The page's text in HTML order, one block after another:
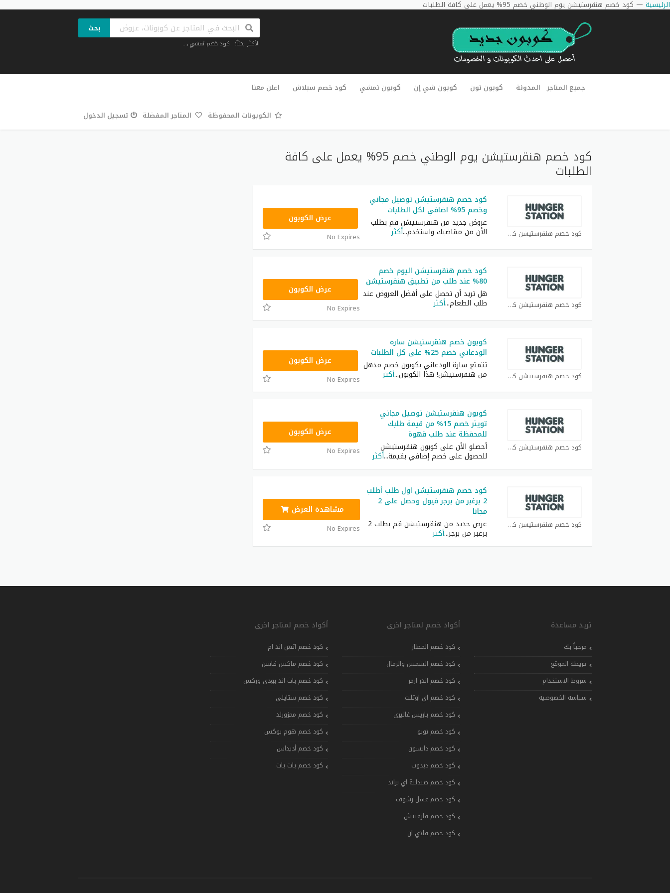
الرئيسية — كود خصم هنقرستيشن يوم الوطني خصم 95% يعمل على كافة الطلبات
بحث
الأكثر بحثاً: كود خصم نمشي,...
تخطي
جميع المتاجر المدونة كوبون نون كوبون شي إن كوبون نمشي كود خصم سبلاش اعلن معنا
الكوبونات المحفوظة المتاجر المفضلة تسجيل الدخول
كود خصم هنقرستيشن يوم الوطني خصم 95% يعمل على كافة
الطلبات
كود خصم هنقرستيشن كوبون
كود خصم هنقرستيشن توصيل مجاني
وخصم 95% اضافي لكل الطلبات
عروض جديد من هنقرستيشن قم بطلب
الأن من مقاضيك واستخدم...أكثر
عرض الكوبون
No Expires
كود خصم هنقرستيشن كوبون
كود خصم هنقرستيشن اليوم خصم
80% عند طلب من تطبيق هنقرستيشن
هل تريد أن تحصل على أفضل العروض عند
طلب الطعام...أكثر
عرض الكوبون
No Expires
كود خصم هنقرستيشن كوبون
كوبون خصم هنقرستيشن ساره
الودعاني خصم 25% على كل الطلبات
تتمتع سارة الودعاني بكوبون خصم مذهل
من هنقرستيشن! هذا الكوبون...أكثر
عرض الكوبون
No Expires
كود خصم هنقرستيشن كوبون
كوبون هنقرستيشن توصيل مجاني
تويتر خصم 15% من قيمة طلبك
للمحفظة عند طلب قهوة
أحصلو الأن على كوبون هنقرستيشن
للحصول على خصم إضافي بقيمة...أكثر
عرض الكوبون
No Expires
كود خصم هنقرستيشن كوبون
كود خصم هنقرستيشن اول طلب أطلب
2 برغبر من برجر فيول وحصل على 2
مجانا
عرض جديد من هنقرستيشن قم بطلب 2
برغبر من برجر...أكثر
مشاهدة العرض
No Expires
تريد مساعدة
مرحباً بك
خريطة الموقع
شروط الاستخدام
سياسة الخصوصية
أكواد خصم لمتاجر اخرى
كود خصم المطار
كود خصم الشمس والرمال
كود خصم اندر ارمر
كود خصم اي اوتلت
كود خصم باريس غاليري
كود خصم تويو
كود خصم دايسون
كود خصم دبدوب
كود خصم صيدلية اي براند
كود خصم عسل رشوف
كود خصم فارفيتش
كود خصم فلاي ان
أكواد خصم لمتاجر اخرى
كود خصم اتش اند ام
كود خصم ماكس فاشن
كود خصم باث اند بودي وركس
كود خصم ستايلي
كود خصم ممزورلد
كود خصم هوم بوكس
كود خصم أديداس
كود خصم بات بات